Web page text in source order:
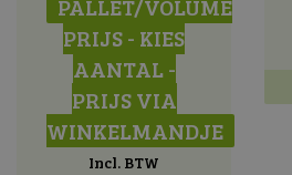
PALLET/VOLUME
PRIJS - KIES
AANTAL -
PRIJS VIA
WINKELMANDJE
Incl. BTW